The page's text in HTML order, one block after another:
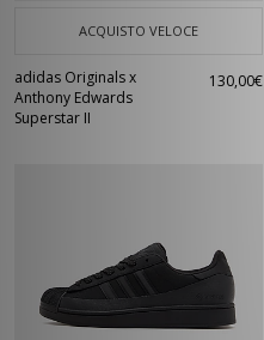
ACQUISTO VELOCE
adidas Originals x
Anthony Edwards
Superstar II
130,00€